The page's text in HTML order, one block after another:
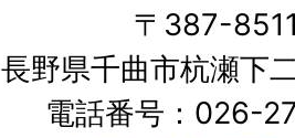
〒387-
長野県千曲市杭瀬下
電話番号：026-